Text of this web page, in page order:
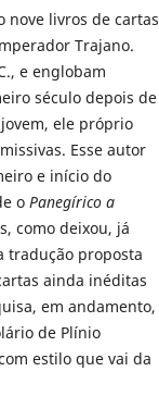
nove livros de cartas
Trajano.
e englobam
século depois de
ele próprio
Esse autor
e início do
o Panegírico a
como deixou, já
tradução proposta
ainda inéditas
em andamento,
de Plínio
estilo que vai da